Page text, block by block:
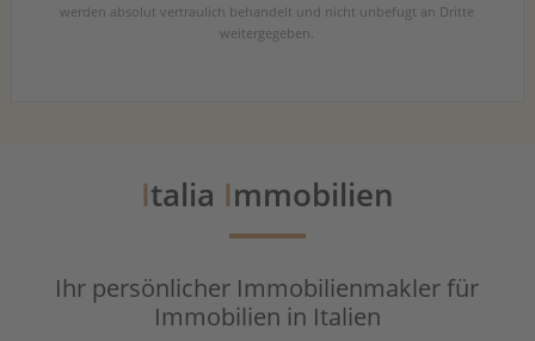
werden absolut vertraulich behandelt und nicht unbefugt an Dritte
weitergegeben.
Italia Immobilien
Ihr persönlicher Immobilienmakler für
Immobilien in Italien